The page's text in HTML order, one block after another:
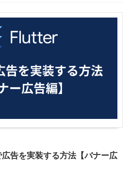
告を実装する方法【バナー広